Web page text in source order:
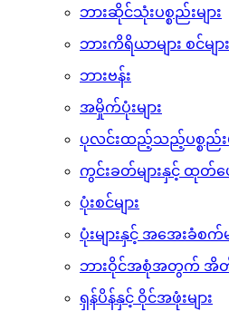
ဘားဆိုင်သုံးပစ္စည်းများ
ဘားကိရိယာများ စင်များ
ဘားဗန်း
အမှိုက်ပုံးများ
ပုလင်းထည့်သည့်ပစ္စည်းမျ
ကွင်းခတ်များနှင့် ထုတ်ပ
ပုံးစင်များ
ပုံးများနှင့် အအေးခံစက်မ
ဘားဝိုင်အစုံအတွက် အိတ်မ
ရှန်ပိန်နှင့် ဝိုင်အဖုံးများ